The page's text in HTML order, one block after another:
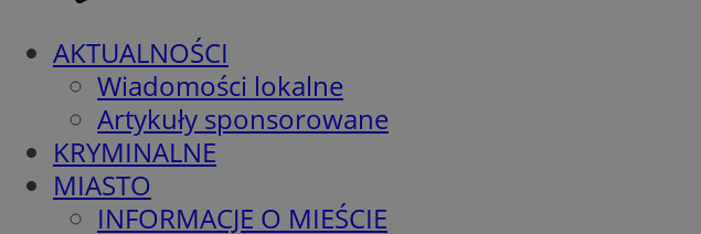
AKTUALNOŚCI
Wiadomości lokalne
Artykuły sponsorowane
KRYMINALNE
MIASTO
INFORMACJE O MIEŚCIE